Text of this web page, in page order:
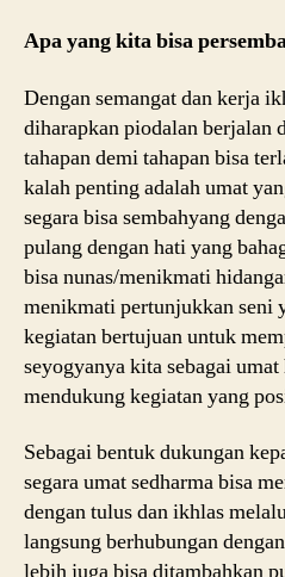
Apa yang kita bisa
Dengan semangat dan kerja
diharapkan piodalan berjalan
tahapan demi tahapan bisa
kalah penting adalah umat
segara bisa sembahyang
pulang dengan hati yang
bisa nunas/menikmati
menikmati pertunjukkan seni
kegiatan bertujuan untuk
seyogyanya kita sebagai
mendukung kegiatan yang
Sebagai bentuk dukungan
segara umat sedharma bisa
dengan tulus dan ikhlas
langsung berhubungan
u
d
a
y
a
b
al
di
s
r
a
b
a
y